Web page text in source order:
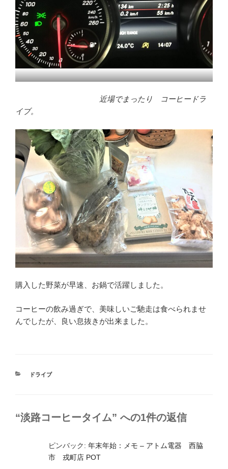
近場でまったり コーヒードラ
イブ。
購入した野菜が早速、お鍋で活躍しました。
コーヒーの飲み過ぎで、美味しいご馳走は食べられませ
んでしたが、良い息抜きが出来ました。
カドライブ
“淡路コーヒータイム” への1件の返信
ピンバック: 年末年始：メモ – アトム電器 西脇
市 戎町店 POT